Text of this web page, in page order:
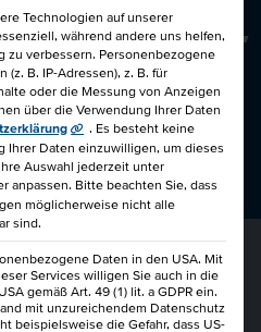
FÜHRUNGSKRÄFTE UND
Technologien auf unserer
während andere uns helfen,
zu verbessern. Personenbezogene
B. IP-Adressen), z. B. für
oder die Messung von Anzeigen
über die Verwendung Ihrer Daten
. Es besteht keine
Ihrer Daten einzuwilligen, um dieses
Auswahl jederzeit unter
anpassen. Bitte beachten Sie, dass
möglicherweise nicht alle
sind.
Daten in den USA. Mit
Services willigen Sie auch in die
gemäß Art. 49 (1) lit. a GDPR ein.
mit unzureichendem Datenschutz
beispielsweise die Gefahr, dass US-